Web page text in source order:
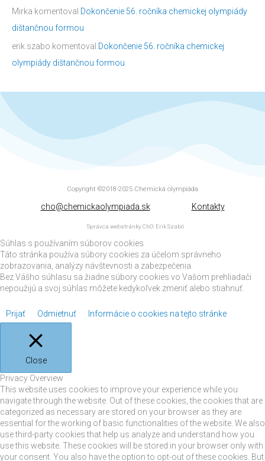
Mirka komentoval Dokončenie 56. ročníka chemickej olympiády
dištančnou formou
erik.szabo komentoval Dokončenie 56. ročníka chemickej
olympiády dištančnou formou
Copyright ©2018-2025 Chemická olympiáda
cho@chemickaolympiada.sk Kontakty
Správca webstránky ChO: Erik Szabó
Súhlas s používaním súborov cookies
Táto stránka používa súbory cookies za účelom správneho
zobrazovania, analýzy návštevnosti a zabezpečenia.
Bez Vášho súhlasu sa žiadne súbory cookies vo Vašom prehliadači
nepoužijú a svoj súhlas môžete kedykoľvek zmeniť alebo stiahnuť.
Prijať Odmietnuť Informácie o cookies na tejto stránke
Close
Privacy Overview
This website uses cookies to improve your experience while you
navigate through the website. Out of these cookies, the cookies that are
categorized as necessary are stored on your browser as they are
essential for the working of basic functionalities of the website. We also
use third-party cookies that help us analyze and understand how you
use this website. These cookies will be stored in your browser only with
your consent. You also have the option to opt-out of these cookies. But